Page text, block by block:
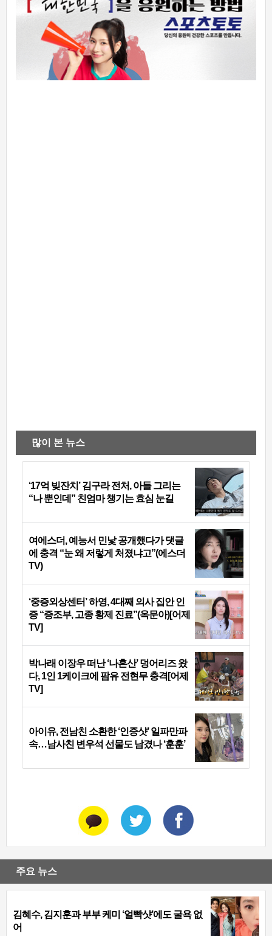
많이 본 뉴스
‘17억 빚잔치’ 김구라 전처, 아들 그리는
“나 뿐인데” 친엄마 챙기는 효심 눈길
여에스더, 예능서 민낯 공개했다가 댓글
에 충격 “눈 왜 저렇게 처졌냐고”(에스더
TV)
‘중증외상센터’ 하영, 4대째 의사 집안 인
증 “증조부, 고종 황제 진료”(옥문아)[어제
TV]
박나래 이장우 떠난 ‘나혼산’ 덩어리즈 왔
다, 1인 1케이크에 팜유 전현무 충격[어제
TV]
아이유, 전남친 소환한 ‘인증샷’ 일파만파
속…남사친 변우석 선물도 남겼나 ‘훈훈’
주요 뉴스
김혜수, 김지훈과 부부 케미 ‘얼빡샷’에도 굴욕 없
어